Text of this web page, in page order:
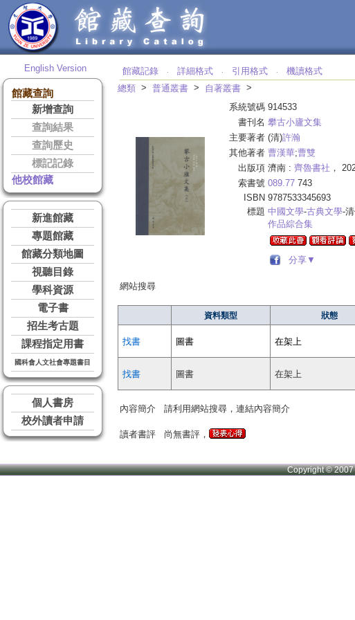
English Version
館藏查詢
新增查詢
查詢結果
查詢歷史
標記記錄
他校館藏
新進館藏
專題館藏
館藏分類地圖
視聽目錄
學科資源
電子書
招生考古題
課程指定用書
國科會人文社會專題書目
個人書房
校外讀者申請
館藏記錄 ‧ 詳細格式 ‧ 引用格式 ‧ 機讀格式
總類 > 普通叢書 > 自著叢書 >
系統號碼 914533
書刊名 攀古小廬文集
主要著者 (清)許瀚
其他著者 曹漢華;曹雙
出版項 濟南 : 齊魯書社 ，
索書號 089.77 743
ISBN 9787533345693
標題 中國文學-古典文學-
作品綜合集
分享▼
網站搜尋
資料類型 狀態
找書 圖書 在架上
找書 圖書 在架上
內容簡介 請利用網站搜尋，連結內容簡介
讀者書評 尚無書評，
Copyright © 2007